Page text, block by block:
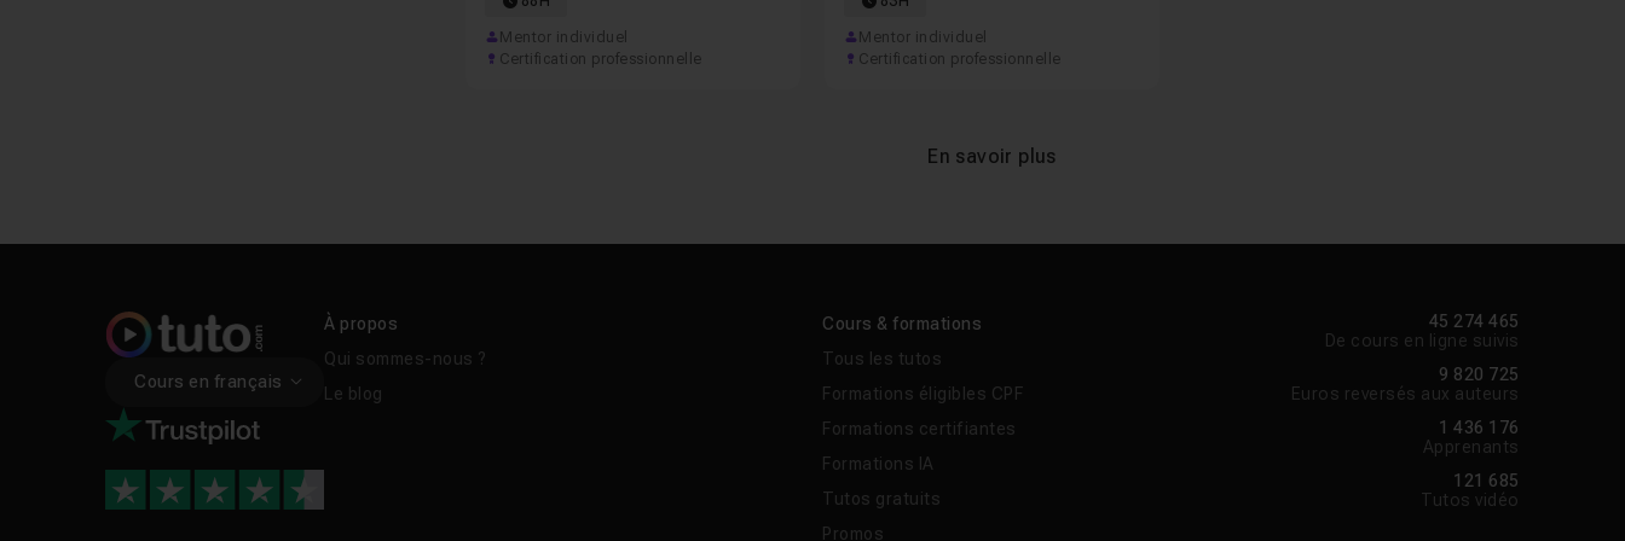
Mentor individuel
Certification professionnelle
Mentor individuel
Certification professionnelle
En savoir plus
Cours en français
À propos
Qui sommes-nous ?
Le blog
Cours & formations
Tous les tutos
Formations éligibles CPF
Formations certifiantes
Formations IA
Tutos gratuits
Promos
45 274 465
De cours en ligne suivis
9 820 725
Euros reversés aux auteurs
1 436 176
Apprenants
121 685
Tutos vidéo